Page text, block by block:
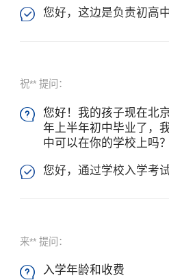
 您好，这边是负责初高
祝** 提问：

您好！我的孩子现在北
年上半年初中毕业了，
中可以在你的学校上吗
 您好，通过学校入学考
来** 提问：
 入学年龄和收费